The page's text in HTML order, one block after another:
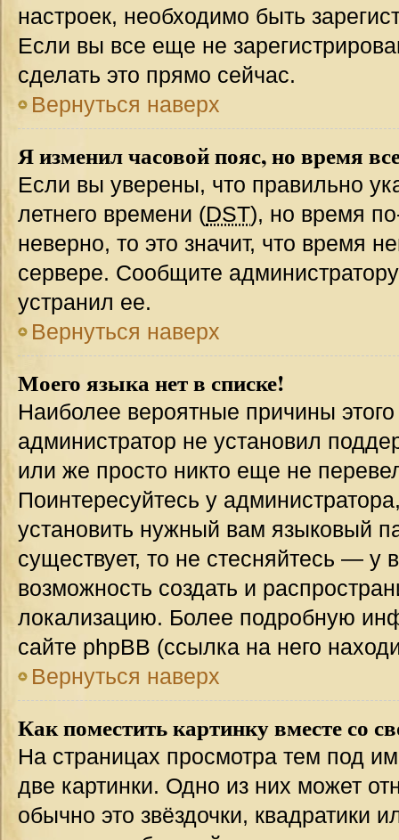
настроек, необходимо быть
Если вы все еще не
сделать это прямо сейчас.
Вернуться наверх
Я изменил часовой пояс, но время
Если вы уверены, что правильно
летнего времени (DST), но время
неверно, то это значит, что время
сервере. Сообщите
устранил ее.
Вернуться наверх
Моего языка нет в списке!
Наиболее вероятные причины этого
администратор не установил
или же просто никто еще не
Поинтересуйтесь у
установить нужный вам языковый
существует, то не стесняйтесь — у
возможность создать и
локализацию. Более подробную
сайте phpBB (ссылка на него
Вернуться наверх
Как поместить картинку вместе со
На страницах просмотра тем под
две картинки. Одно из них может
обычно это звёздочки, квадратики